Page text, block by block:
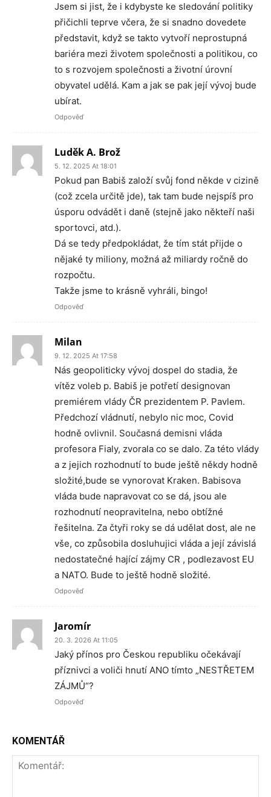
Jsem si jist, že i kdybyste ke sledování politiky
přičichli teprve včera, že si snadno dovedete
představit, když se takto vytvoří neprostupná
bariéra mezi životem společnosti a politikou, co
to s rozvojem společnosti a životní úrovní
obyvatel udělá. Kam a jak se pak její vývoj bude
ubírat.
Odpověď
Luděk A. Brož
5. 12. 2025 At 18:01
Pokud pan Babiš založí svůj fond někde v cizině
(což zcela určitě jde), tak tam bude nejspíš pro
úsporu odvádět i daně (stejně jako někteří naši
sportovci, atd.).
Dá se tedy předpokládat, že tím stát přijde o
nějaké ty miliony, možná až miliardy ročně do
rozpočtu.
Takže jsme to krásně vyhráli, bingo!
Odpověď
Milan
9. 12. 2025 At 17:58
Nás geopoliticky vývoj dospel do stadia, že
vítěz voleb p. Babiš je potřetí designovan
premiérem vlády ČR prezidentem P. Pavlem.
Předchozí vládnutí, nebylo nic moc, Covid
hodně ovlivnil. Současná demisni vláda
profesora Fialy, zvorala co se dalo. Za této vlády
a z jejich rozhodnutí to bude ještě někdy hodně
složité,bude se vynorovat Kraken. Babisova
vláda bude napravovat co se dá, jsou ale
rozhodnutí neopravitelna, nebo obtížné
řešitelna. Za čtyři roky se dá udělat dost, ale ne
vše, co způsobila dosluhujici vláda a její závislá
nedostatečné hající zájmy CR , podlezavost EU
a NATO. Bude to ještě hodně složité.
Odpověď
Jaromír
20. 3. 2026 At 11:05
Jaký přínos pro Českou republiku očekávají
příznivci a voliči hnutí ANO tímto „NESTŘETEM
ZÁJMŮ“?
Odpověď
KOMENTÁŘ